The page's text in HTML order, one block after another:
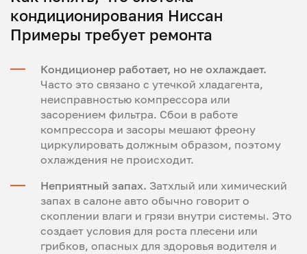
кондиционирования Ниссан
Примеры требует ремонта
Кондиционер работает, но не охлаждает.
Часто это связано с утечкой хладагента,
неисправностью компрессора или
засорением фильтра. Сбои в работе
компрессора и засоры мешают фреону
циркулировать должным образом, поэтому
охлаждения не происходит.
Неприятный запах. Затхлый или химический
запах в салоне авто обычно говорит о
скоплении влаги и грязи внутри системы. Это
создает условия для роста плесени или
грибков, опасных для здоровья водителя и